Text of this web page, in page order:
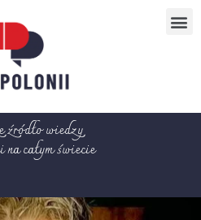
źródło wiedzy
całym świecie